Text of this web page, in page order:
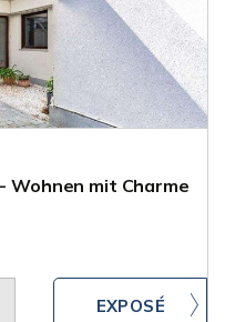
Wohnen mit Charme